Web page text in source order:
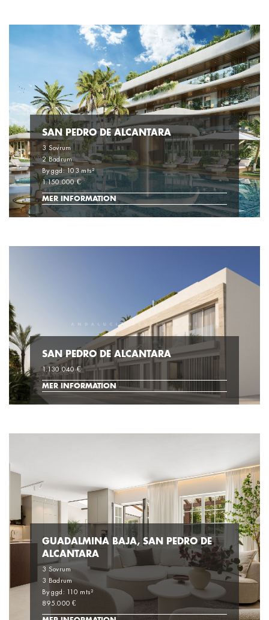
SAN PEDRO DE ALCANTARA
3 Sovrum
2 Badrum
Byggd: 103 mts²
1.150.000 €
MER INFORMATION
SAN PEDRO DE ALCANTARA
1.130.040 €
MER INFORMATION
GUADALMINA BAJA, SAN PEDRO DE
ALCANTARA
3 Sovrum
3 Badrum
Byggd: 110 mts²
895.000 €